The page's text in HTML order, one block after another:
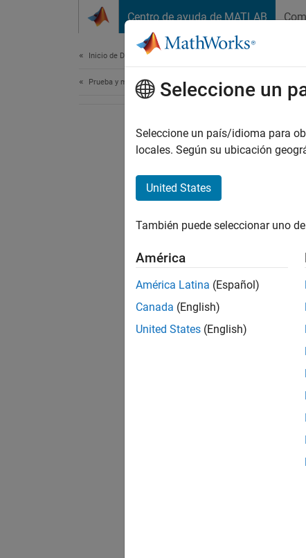
Centro de ayuda de MATLAB
Inicio de Documentación
Prueba y medición Seleccione un
Seleccione un país/idioma para
locales. Según su ubicación
United States
También puede seleccionar uno
América
América Latina (Español)
Canada (English)
United States (English)